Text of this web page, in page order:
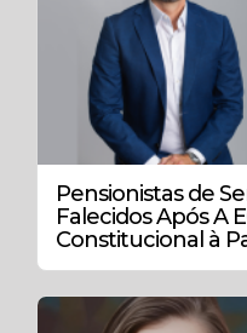
Pensionistas de
Falecidos Após A
Constitucional à